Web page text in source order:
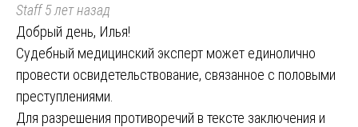
Staff5 лет назад
Добрый день, Илья!
Судебный медицинский эксперт может единолично
провести освидетельствование, связанное с половыми
преступлениями.
Для разрешения противоречий в тексте заключения и